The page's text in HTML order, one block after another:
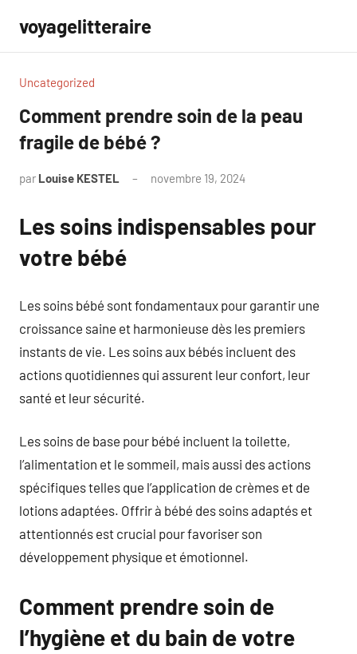
contenu
voyagelitteraire
Uncategorized
Comment prendre soin de la peau
fragile de bébé ?
par Louise KESTEL novembre 19, 2024
Les soins indispensables pour
votre bébé
Les soins bébé sont fondamentaux pour garantir une
croissance saine et harmonieuse dès les premiers
instants de vie. Les soins aux bébés incluent des
actions quotidiennes qui assurent leur confort, leur
santé et leur sécurité.
Les soins de base pour bébé incluent la toilette,
l’alimentation et le sommeil, mais aussi des actions
spécifiques telles que l’application de crèmes et de
lotions adaptées. Offrir à bébé des soins adaptés et
attentionnés est crucial pour favoriser son
développement physique et émotionnel.
Comment prendre soin de
l’hygiène et du bain de votre